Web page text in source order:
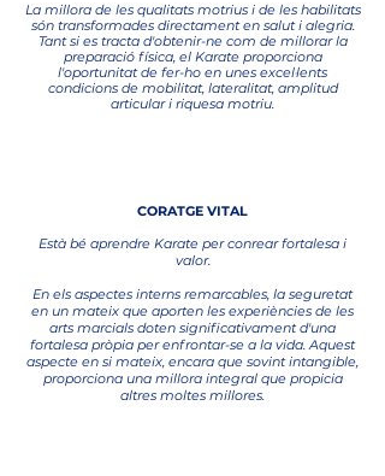
​La millora de les qualitats motrius i de les habilitats
són transformades directament en salut i alegria.
Tant si es tracta d'obtenir-ne com de millorar la
preparació física, el Karate proporciona
l'oportunitat de fer-ho en unes excel·lents
condicions de mobilitat, lateralitat, amplitud
articular i riquesa motriu.
CORATGE VITAL
Està bé aprendre Karate per conrear fortalesa i
valor.
En els aspectes interns remarcables, la seguretat
en un mateix que aporten les experiències de les
arts marcials doten significativament d'una
fortalesa pròpia per enfrontar-se a la vida. Aquest
aspecte en si mateix, encara que sovint intangible,
proporciona una millora integral que propicia
altres moltes millores.